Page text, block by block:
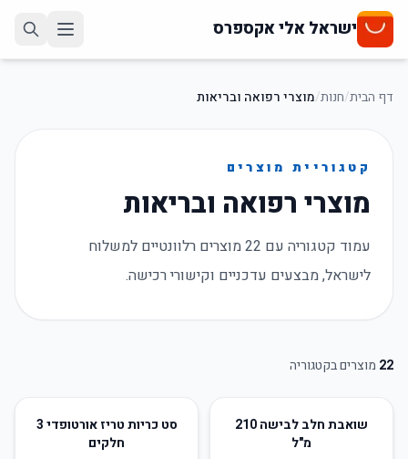
ישראל אלי אקספרס
דף הבית/חנות/מוצרי רפואה ובריאות
קטגוריית מוצרים
מוצרי רפואה ובריאות
עמוד קטגוריה עם 22 מוצרים רלוונטיים למשלוח
לישראל, מבצעים עדכניים וקישורי רכישה.
22 מוצרים בקטגוריה
66
שואבת חלב לבישה 210
מ"ל
סט כריות טריז אורטופדי 3
חלקים